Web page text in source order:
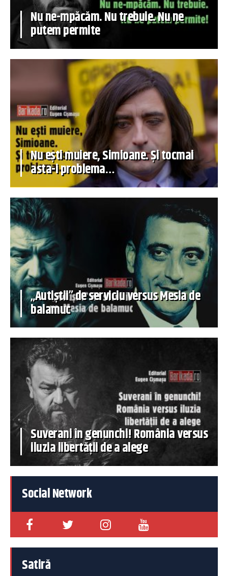
Nu ne-mpăcăm. Nu trebuie. Nu ne
putem permite
Nu ești muiere, Simioane. Și tocmai
asta-i problema…
„Autiștii” de serviciu versus Mesia de
balamuc
Suverani în genunchi! România versus
iluzia libertății de a alege
Social Network
Satiră